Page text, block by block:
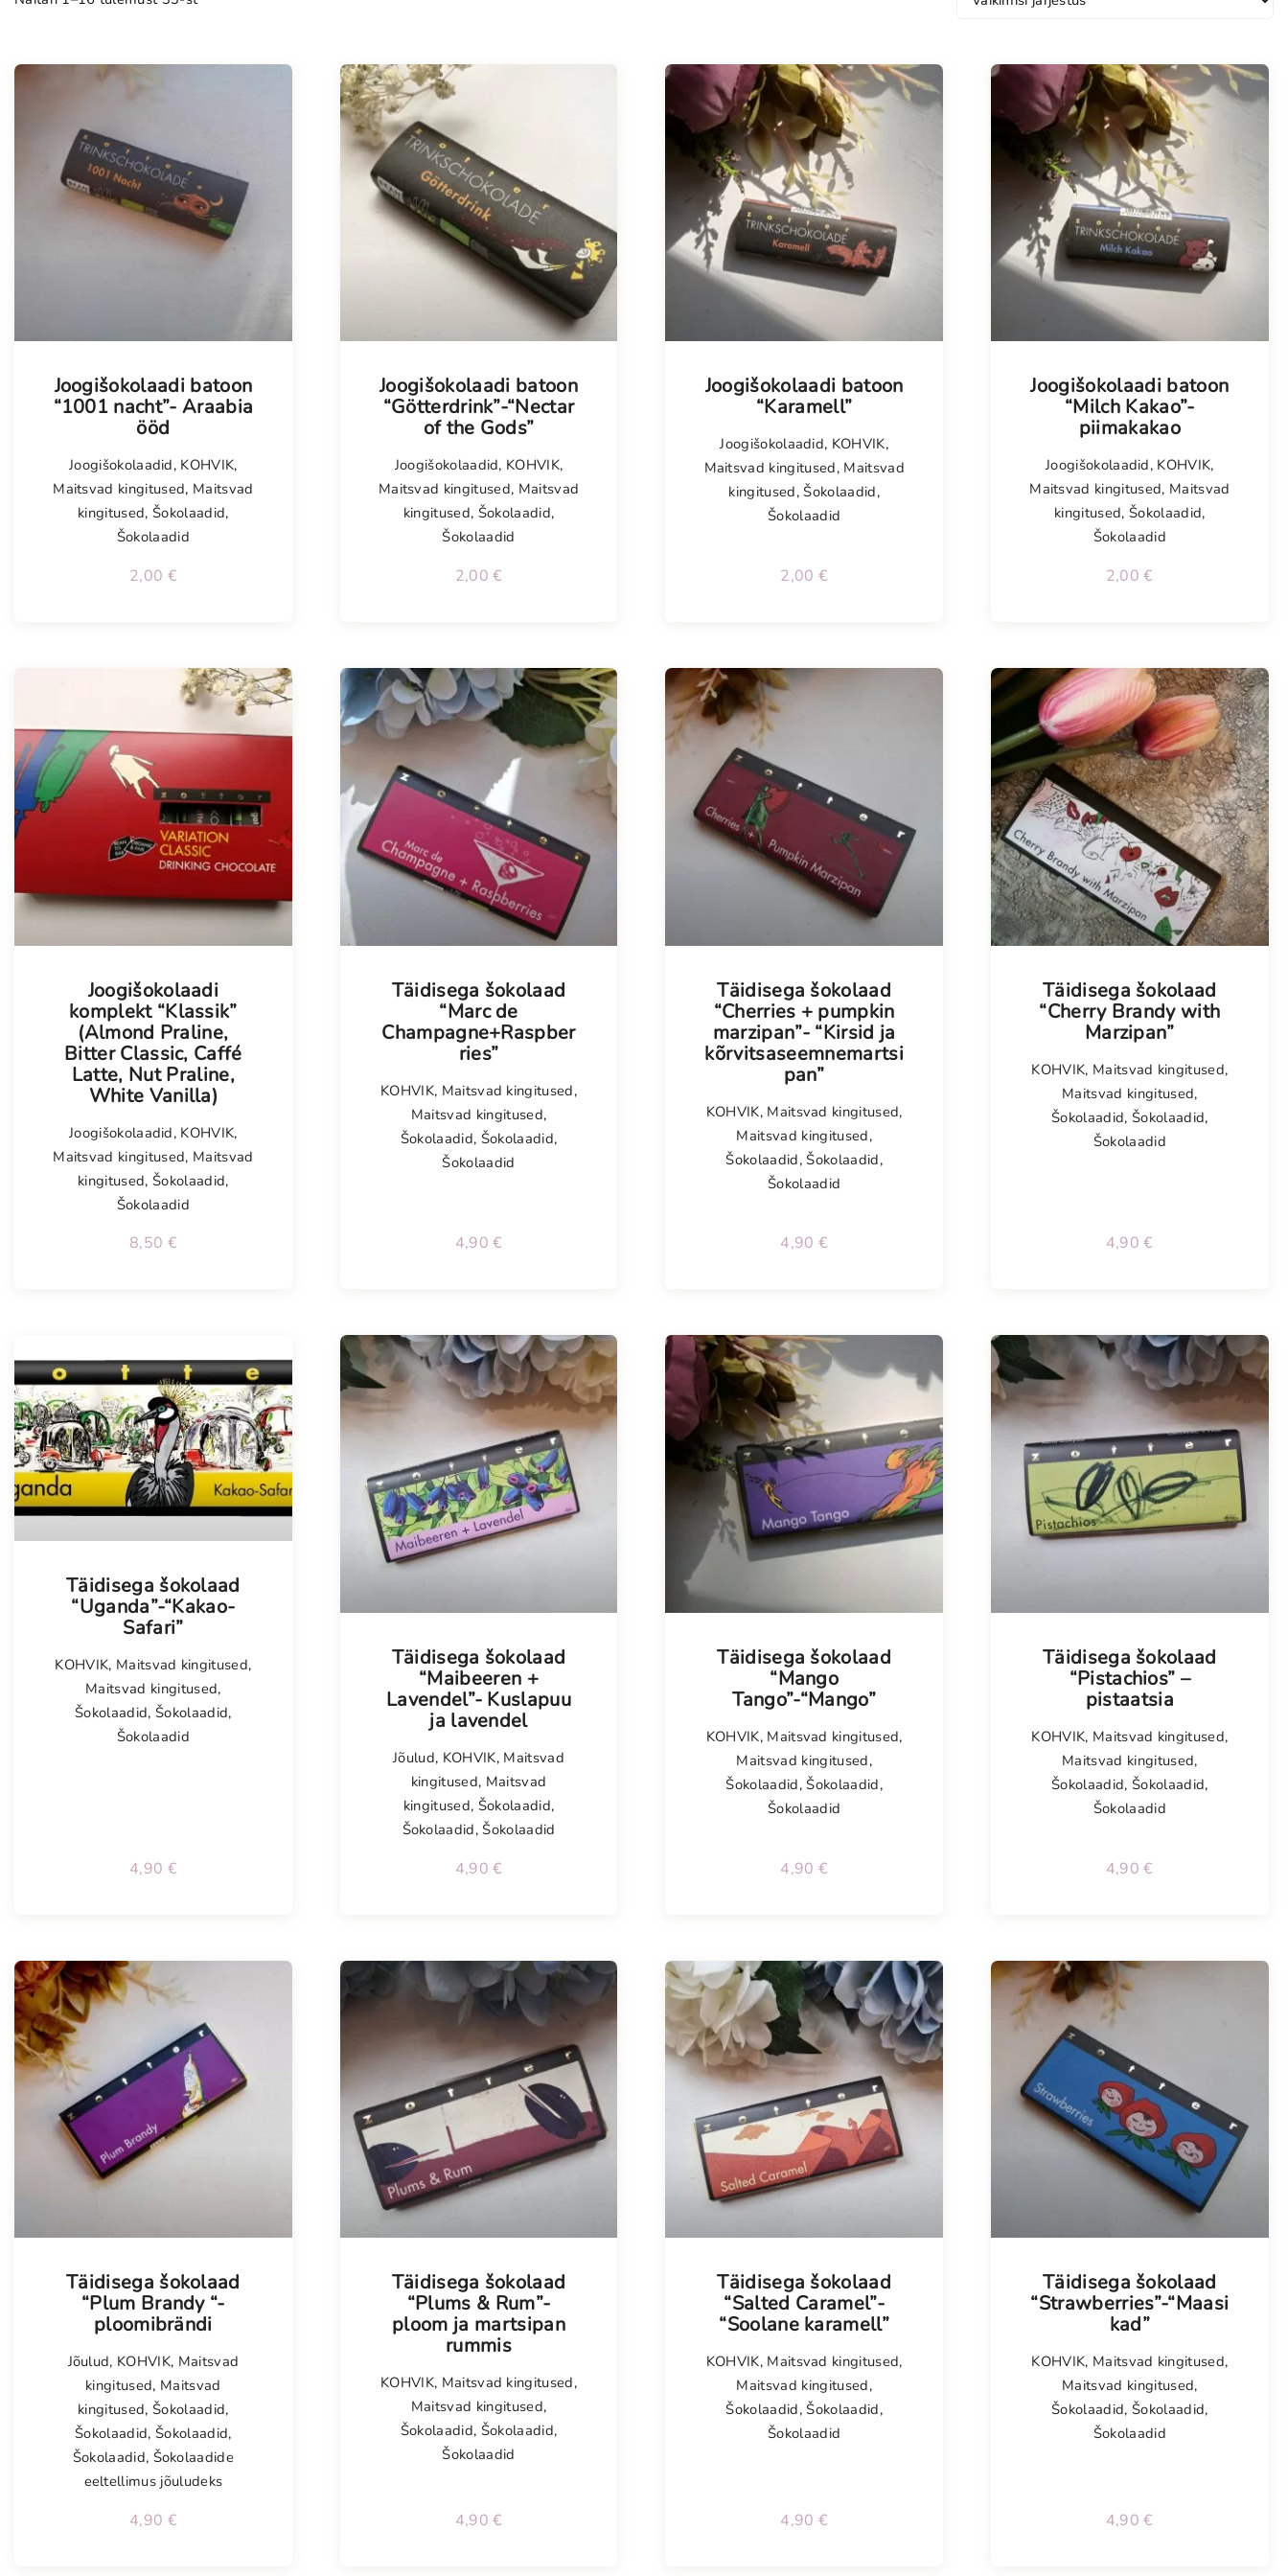
Kodu
Vanavara
KOHVIK
Joogišokolaadi batoon
“1001 nacht”- Araabia
ööd
Joogišokolaadid, KOHVIK,
Maitsvad kingitused, Maitsvad
kingitused,Šokolaadid,
Šokolaadid
2,00 €
Joogišokolaadi batoon
“Götterdrink”-“Nectar
of the Gods”
Joogišokolaadid, KOHVIK,
Maitsvad kingitused, Maitsvad
kingitused, Šokolaadid,
Šokolaadid
2,00€
Joogišokolaadi batoon
“Karamell”
Joogišokolaadid, KOHVIK,
Maitsvad kingitused, Maitsvad
kingitused,Šokolaadid,
Šokolaadid
2,00 €
Joogišokolaadi batoon
“Milch Kakao”-
piimakakao
Joogišokolaadid, KOHVIK,
Maitsvad kingitused, Maitsvad
kingitused, Šokolaadid,
Šokolaadid
2,00€
Joogišokolaadi
komplekt “Klassik”
(Almond Praline,
Bitter Classic, Caffé
Latte, Nut Praline,
White Vanilla)
Joogišokolaadid, KOHVIK,
Maitsvad kingitused, Maitsvad
kingitused,Šokolaadid,
Šokolaadid
8,50 €
Täidisega šokolaad
“Marc de
Champagne+Raspber
ries”
KOHVIK, Maitsvad kingitused,
Maitsvad kingitused,
Šokolaadid, Šokolaadid,
Šokolaadid
4,90€
Täidisega šokolaad
“Cherries + pumpkin
marzipan”- “Kirsid ja
kõrvitsaseemnemartsi
pan”
KOHVIK, Maitsvad kingitused,
Maitsvad kingitused,
Šokolaadid,Šokolaadid,
Šokolaadid
4,90 €
Täidisega šokolaad
“Cherry Brandy with
Marzipan”
KOHVIK, Maitsvad kingitused,
Maitsvad kingitused,
Šokolaadid, Šokolaadid,
Šokolaadid
4,90€
Täidisega šokolaad
“Uganda”-“Kakao-
Safari”
KOHVIK, Maitsvad kingitused,
Maitsvad kingitused,
Šokolaadid,Šokolaadid,
Šokolaadid
4,90 €
Täidisega šokolaad
“Maibeeren +
Lavendel”- Kuslapuu
ja lavendel
Jõulud, KOHVIK, Maitsvad
kingitused, Maitsvad
kingitused, Šokolaadid,
Šokolaadid,Šokolaadid
4,90€
Täidisega šokolaad
“Mango
Tango”-“Mango”
KOHVIK, Maitsvad kingitused,
Maitsvad kingitused,
Šokolaadid,Šokolaadid,
Šokolaadid
4,90 €
Täidisega šokolaad
“Pistachios” –
pistaatsia
KOHVIK, Maitsvad kingitused,
Maitsvad kingitused,
Šokolaadid, Šokolaadid,
Šokolaadid
4,90€
Täidisega šokolaad
“Plum Brandy “-
ploomibrändi
Jõulud, KOHVIK, Maitsvad
kingitused, Maitsvad
kingitused,Šokolaadid,
Šokolaadid,Šokolaadid,
Šokolaadid, Šokolaadide
eeltellimus jõuludeks
4,90 €
Täidisega šokolaad
“Plums & Rum”-
ploom ja martsipan
rummis
KOHVIK, Maitsvad kingitused,
Maitsvad kingitused,
Šokolaadid, Šokolaadid,
Šokolaadid
4,90€
Täidisega šokolaad
“Salted Caramel”-
“Soolane karamell”
KOHVIK, Maitsvad kingitused,
Maitsvad kingitused,
Šokolaadid,Šokolaadid,
Šokolaadid
4,90 €
Täidisega šokolaad
“Strawberries”-“Maasi
kad”
KOHVIK, Maitsvad kingitused,
Maitsvad kingitused,
Šokolaadid, Šokolaadid,
Šokolaadid
4,90€